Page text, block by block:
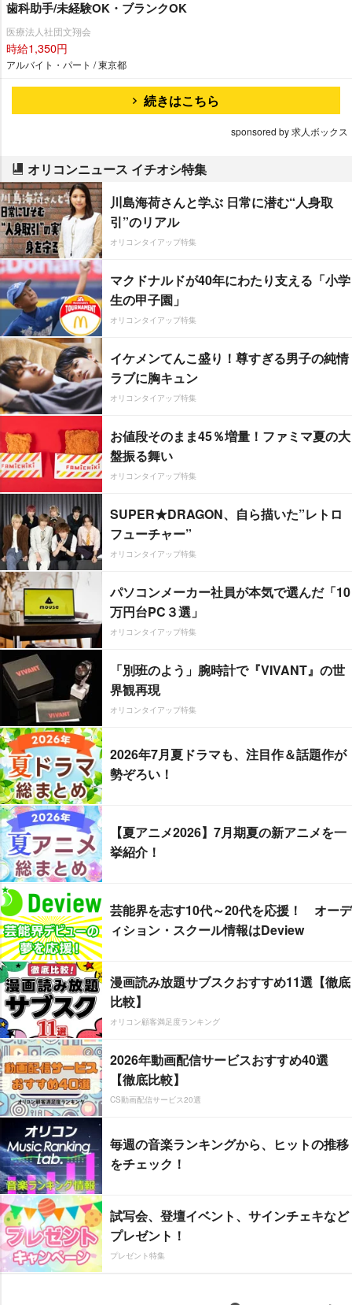
歯科助手/未経験OK・ブランクOK
医療法人社団文翔会
時給1,350円
アルバイト・パート / 東京都
続きはこちら
sponsored by 求人ボックス
オリコンニュース イチオシ特集
川島海荷さんと学ぶ 日常に潜む“人身取
引”のリアル
オリコンタイアップ特集
マクドナルドが40年にわたり支える「小学
生の甲子園」
オリコンタイアップ特集
イケメンてんこ盛り！尊すぎる男子の純情
ラブに胸キュン
オリコンタイアップ特集
お値段そのまま45％増量！ファミマ夏の大
盤振る舞い
オリコンタイアップ特集
SUPER★DRAGON、自ら描いた”レトロ
フューチャー”
オリコンタイアップ特集
パソコンメーカー社員が本気で選んだ「10
万円台PC３選」
オリコンタイアップ特集
「別班のよう」腕時計で『VIVANT』の世
界観再現
オリコンタイアップ特集
2026年7月夏ドラマも、注目作＆話題作が
勢ぞろい！
【夏アニメ2026】7月期夏の新アニメを一
挙紹介！
芸能界を志す10代～20代を応援！ オーデ
ィション・スクール情報はDeview
漫画読み放題サブスクおすすめ11選【徹底
比較】
オリコン顧客満足度ランキング
2026年動画配信サービスおすすめ40選
【徹底比較】
CS動画配信サービス20選
毎週の音楽ランキングから、ヒットの推移
をチェック！
試写会、登壇イベント、サインチェキなど
プレゼント！
プレゼント特集